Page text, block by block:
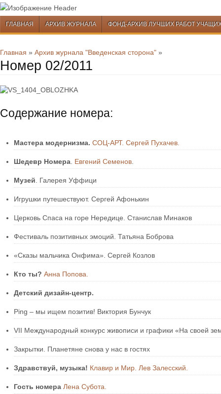
Перейти к содержимому
ГЛАВНАЯ АРХИВ ЖУРНАЛА ФОНД-АРХИВ ЛУЧШИХ РАБОТ
Главная » Архив журнала "Введенская сторона" »
Номер 02/2011
Содержание номера:
Мастера модернизма.СОЦ-АРТ. Сергей Пухачев.
Шедевр Номера Евгений Семенов
Музей . Галерея Уффици
Игрушки путешествуют. Сергей Афонькин
Церковь Спаса на горе Нередице. Станислав Минаков
Фестиваль позитивных эмоций. Татьяна Боброва
«Сказы мальчика Онфима». Сергей Козлов
Кто ты?Анна Попова.
Детский дизайн-центр.
Ping – мы ищем позитив! Виктория Бунчук
VII Международный конкурс живописи и графики «На своей
Закрытки. Планетяне снова у нас в гостях
Здравствуй, музыка! Клавир и Мир. Лев Залесский.
Гость номера Лена Субота.